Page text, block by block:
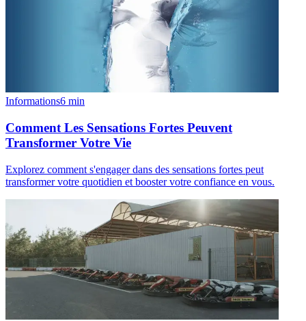
Informations6 min
Comment Les Sensations Fortes Peuvent
Transformer Votre Vie
Explorez comment s'engager dans des sensations fortes peut
transformer votre quotidien et booster votre confiance en vous.